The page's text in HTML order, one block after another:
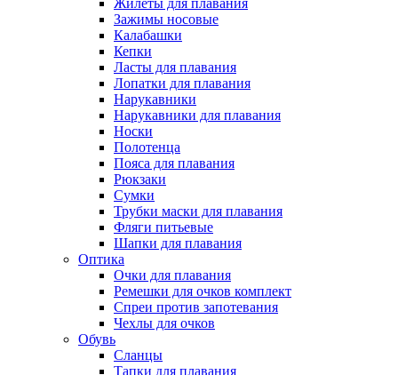
Зажимы носовые
Калабашки
Кепки
Ласты для плавания
Лопатки для плавания
Нарукавники
Нарукавники для плавания
Носки
Полотенца
Пояса для плавания
Рюкзаки
Сумки
Трубки маски для плавания
Фляги питьевые
Шапки для плавания
Оптика
Очки для плавания
Ремешки для очков комплект
Спреи против запотевания
Чехлы для очков
Обувь
Сланцы
Тапки для плавания